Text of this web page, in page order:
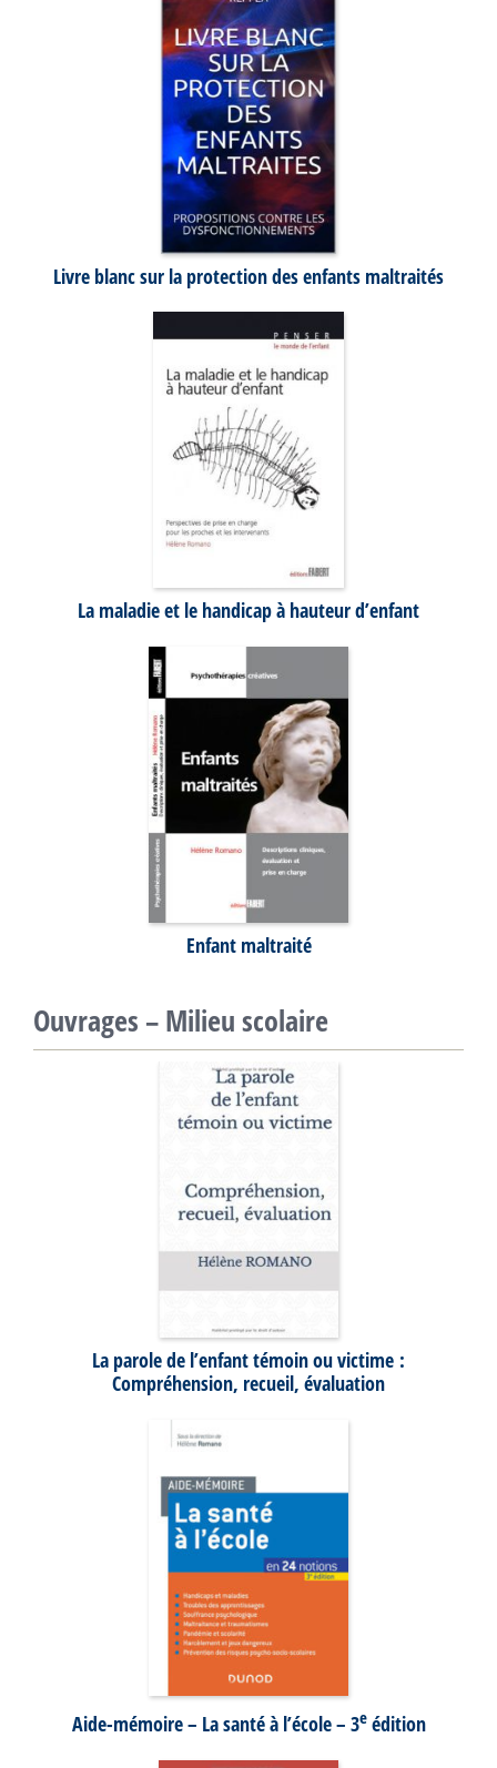
Livre blanc sur la protection des enfants maltraités
La maladie et le handicap à hauteur d’enfant
Enfant maltraité
Ouvrages – Milieu scolaire
La parole de l’enfant témoin ou victime :
Compréhension, recueil, évaluation
Aide-mémoire – La santé à l’école – 3eédition